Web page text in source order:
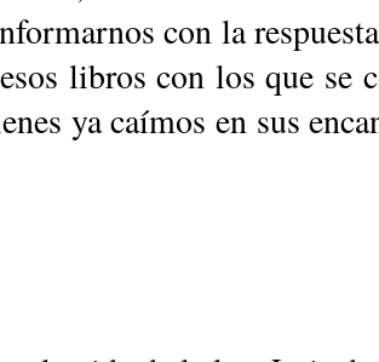
con la
libros con los que se
ya caímos en sus